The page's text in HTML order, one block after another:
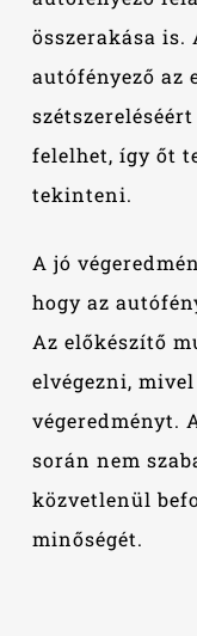
összerakása
autófényező az
felelhet, így őt
tekinteni.
A jó
hogy az
Az előkészítő
elvégezni,
végeredményt.
során nem
közvetlenül
minőségét.